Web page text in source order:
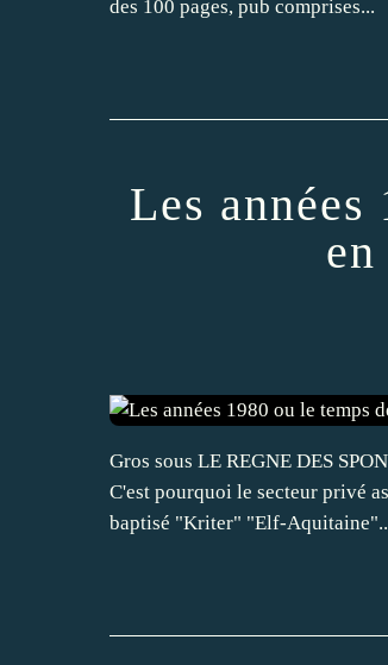
des 100 pages, pub comprises...
Les
Gros sous LE REGNE DES
C'est pourquoi le secteur privé
baptisé "Kriter" "Elf-